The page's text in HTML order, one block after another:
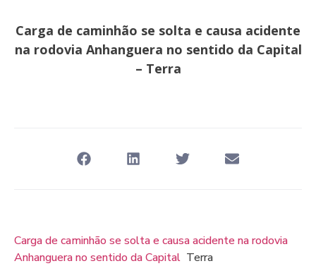
Carga de caminhão se solta e causa acidente
na rodovia Anhanguera no sentido da Capital
– Terra
Carga de caminhão se solta e causa acidente na rodovia
Anhanguera no sentido da Capital Terra